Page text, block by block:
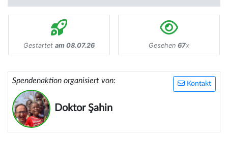
Gestartet am 08.07.26 Gesehen 67x
Kontakt
Spendenaktion organisiert von:
Doktor Şahin